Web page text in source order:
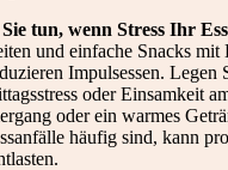
tun, wenn Stress Ihr
und einfache Snacks mit
Impulsessen. Legen
oder Einsamkeit
oder ein warmes
häufig sind, kann